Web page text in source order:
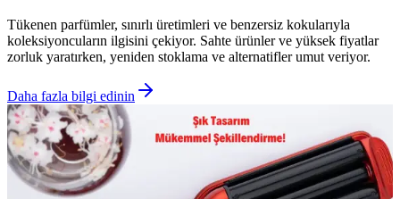
Tükenen parfümler, sınırlı üretimleri ve benzersiz kokularıyla
koleksiyoncuların ilgisini çekiyor. Sahte ürünler ve yüksek fiyatlar
zorluk yaratırken, yeniden stoklama ve alternatifler umut veriyor.
Daha fazla bilgi edinin